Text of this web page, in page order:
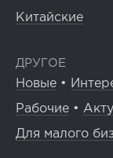
Китайские
ДРУГОЕ
Новые •
Рабочие •
Для малого